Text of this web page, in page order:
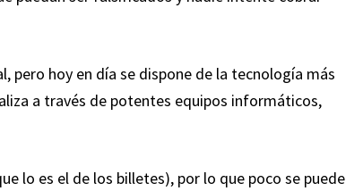
pero hoy en día se dispone de la tecnología más
a través de potentes equipos informáticos,
lo es el de los billetes), por lo que poco se puede